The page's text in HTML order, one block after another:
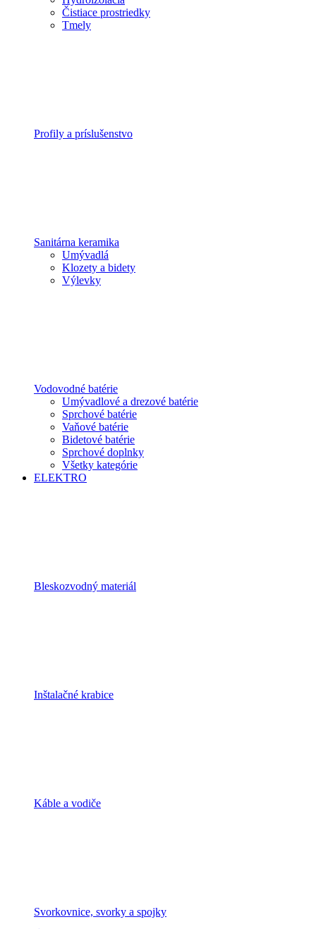
Čistiace prostriedky
Tmely
Profily a príslušenstvo
Sanitárna keramika
Umývadlá
Klozety a bidety
Výlevky
Vodovodné batérie
Umývadlové a drezové batérie
Sprchové batérie
Vaňové batérie
Bidetové batérie
Sprchové doplnky
Všetky kategórie
ELEKTRO
Bleskozvodný materiál
Inštalačné krabice
Káble a vodiče
Svorkovnice, svorky a spojky